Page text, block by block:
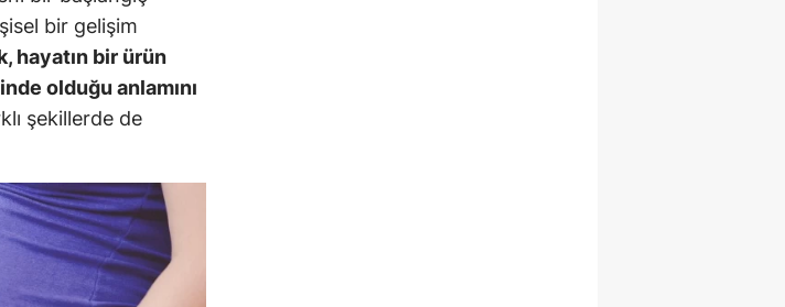
bir gelişim
hayatın bir ürün
olduğu anlamını
şekillerde de